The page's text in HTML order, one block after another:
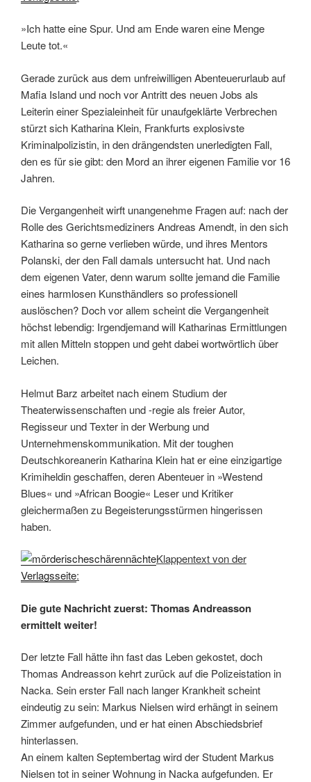
»Ich hatte eine Spur. Und am Ende waren eine Menge
Leute tot.«
Gerade zurück aus dem unfreiwilligen Abenteuerurlaub auf
Mafia Island und noch vor Antritt des neuen Jobs als
Leiterin einer Spezialeinheit für unaufgeklärte Verbrechen
stürzt sich Katharina Klein, Frankfurts explosivste
Kriminalpolizistin, in den drängendsten unerledigten Fall,
den es für sie gibt: den Mord an ihrer eigenen Familie vor 16
Jahren.
Die Vergangenheit wirft unangenehme Fragen auf: nach der
Rolle des Gerichtsmediziners Andreas Amendt, in den sich
Katharina so gerne verlieben würde, und ihres Mentors
Polanski, der den Fall damals untersucht hat. Und nach
dem eigenen Vater, denn warum sollte jemand die Familie
eines harmlosen Kunsthändlers so professionell
auslöschen? Doch vor allem scheint die Vergangenheit
höchst lebendig: Irgendjemand will Katharinas Ermittlungen
mit allen Mitteln stoppen und geht dabei wortwörtlich über
Leichen.
Helmut Barz arbeitet nach einem Studium der
Theaterwissenschaften und -regie als freier Autor,
Regisseur und Texter in der Werbung und
Unternehmenskommunikation. Mit der toughen
Deutschkoreanerin Katharina Klein hat er eine einzigartige
Krimiheldin geschaffen, deren Abenteuer in »Westend
Blues« und »African Boogie« Leser und Kritiker
gleichermaßen zu Begeisterungsstürmen hingerissen
haben.
Klappentext von der
Verlagsseite:
Die gute Nachricht zuerst: Thomas Andreasson
ermittelt weiter!
Der letzte Fall hätte ihn fast das Leben gekostet, doch
Thomas Andreasson kehrt zurück auf die Polizeistation in
Nacka. Sein erster Fall nach langer Krankheit scheint
eindeutig zu sein: Markus Nielsen wird erhängt in seinem
Zimmer aufgefunden, und er hat einen Abschiedsbrief
hinterlassen.
An einem kalten Septembertag wird der Student Markus
Nielsen tot in seiner Wohnung in Nacka aufgefunden. Er